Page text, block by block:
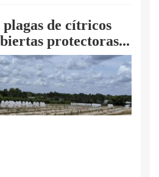
de cítricos
protectoras...